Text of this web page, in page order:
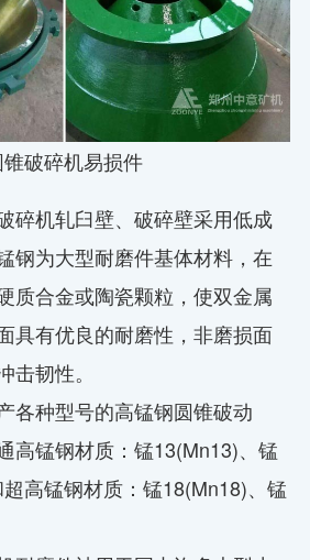
锥破碎机易损件
机轧臼壁、破碎壁采用低成
钢为大型耐磨件基体材料，在
质合金或陶瓷颗粒，使双金属
具有优良的耐磨性，非磨损面
韧性。
各种型号的高锰钢圆锥破动
高锰钢材质：锰13(Mn13)、锰
高锰钢材质：锰18(Mn18)、锰